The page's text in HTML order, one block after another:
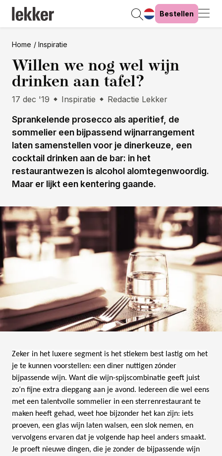
Bestellen
Home Inspiratie
Willen we nog wel wijn
drinken aan tafel?
17 dec '19 Inspiratie Redactie Lekker
Sprankelende prosecco als aperitief, de
sommelier een bijpassend wijnarrangement
laten samenstellen voor je dinerkeuze, een
cocktail drinken aan de bar: in het
restaurantwezen is alcohol alomtegenwoordig.
Maar er lijkt een kentering gaande.
Zeker in het luxere segment is het stiekem best lastig om het
je te kunnen voorstellen: een diner nuttigen zónder
bijpassende wijn. Want die wijn-spijscombinatie geeft juist
zo’n fijne extra diepgang aan je avond. Iedereen die wel eens
met een talentvolle sommelier in een sterrenrestaurant te
maken heeft gehad, weet hoe bijzonder het kan zijn: iets
proeven, een glas wijn laten walsen, een slok nemen, en
vervolgens ervaren dat je volgende hap heel anders smaakt.
Je proeft nieuwe dingen, die je zonder de bijpassende wijn